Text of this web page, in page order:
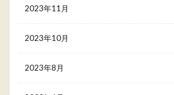
2023年11月
2023年10月
2023年8月